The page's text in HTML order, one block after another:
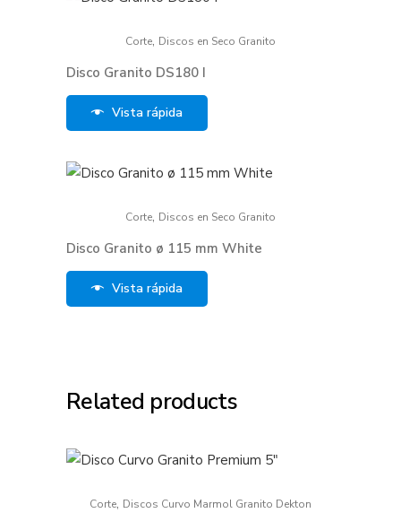
Corte, Discos en Seco Granito
Disco Granito DS180 I
Vista rápida
Corte, Discos en Seco Granito
Disco Granito ø 115 mm White
Vista rápida
Related products
Corte, Discos Curvo Marmol Granito Dekton